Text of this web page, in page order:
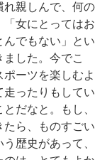
親しんで、何の
「女にとってはお
でもない」とい
した。今でこ
ーツを楽しむよ
走ったりもしてい
だなと。もし、
たら、ものすごい
歴史があって、